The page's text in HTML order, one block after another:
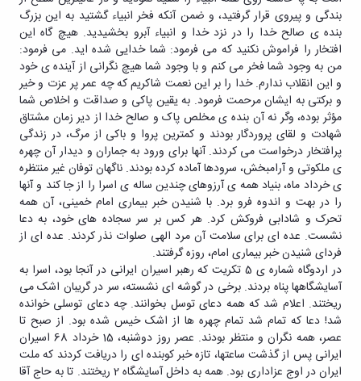
بندگی و پیروی قرار گرفتید، و ضمن آنکه فخر انبیاء گشتید به این بزرگ
بنده ی صالح خدا را در نزد خدا و انبیاء آبرو بخشیدید. هیچ گاه این
افتخار را فراموش نکنید که می فرمود: شما خدایی شده اید. می فرمود:
من به وجود شما فخر می کنم و با وجود شما هیچ نگرانی از آینده ی خود
و این انقلاب ندارم. خدا را بر این نعمت شاکریم که چه عمر پر عزت و خیر
و برکتی به ایشان مرحمت فرمود. به یقین پاکی و صداقت و اخلاص شما
مؤثر بوده، وگر نه آن بنده ی مخلص پاک و صالح خدا از دیر زمان مشتاق
شهادت و لقای پروردگار بودند و کمترین پروا و باکی از مرگ، در زندگی
پرافتخار درخواست می کردند. آنها برای ورود به جماران و دیدار آن چهره
ی ملکوتی و آرامبخش، سرودها آماده کرده بودند. ناگهان توفان غیر منتظره
ی خرداد ماه، بنیاد همه ی آرزوهای چندین ساله ی اسرا را از جا کند و آنها
را در بهت و اندوه فرو برد. با شنیدن خبر بیماری امام خمینی، آن همه
تحرک و شادابی فروکش کرد. هر کس بر سر سجاده های خود، به دعا
نشست. عده ای برای سلامت آن مرد الهی صلوات نذر کردند. عده ای از
فردای شنیدن خبر بیماری امام، روزه گرفتند.
در اردوگاه شماره ی 5 تکریت که رهبر اسیران ایرانی در آنجا بود، اسرا به
آسایشگاهها پناه بردند. برخی در گوشه ای نشسته، سر در گریبان اشک می
ریختند. اعلام شد که همه دعای توسل بخوانند. چه دعای توسلی خوانده
شد! دعا که تمام شد تمام چهره ها از اشک خیس شده بود. از صبح تا
عصر، همه نگران و منتظر بودند. عصر روز دوشنبه، 15 خرداد 68 اسیران
ایرانی پس از گذشت ساعتها، تازه خبر کوبنده ای را دریافت کردند که ملت
ایران در اوج عزاداری بود. همه به داخل آسایشگاه 2 ریختند. تا به حاج آقا